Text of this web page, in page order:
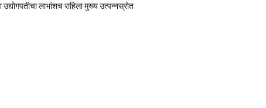
लाभांशच राहिला मुख्य उत्पन्नस्रोत